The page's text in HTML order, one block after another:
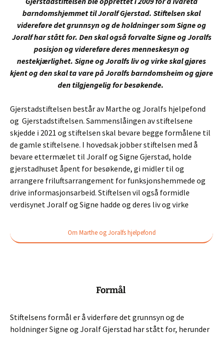
barndomshjemmet til Joralf Gjerstad. Stiftelsen skal
videreføre det grunnsyn og de holdninger som Signe og
Joralf har stått for. Den skal også forvalte Signe og Joralfs
posisjon og videreføre deres menneskesyn og
nestekjærlighet. Signe og Joralfs liv og virke skal gjøres
kjent og den skal ta vare på Joralfs barndomsheim og gjøre
den tilgjengelig for besøkende.
Gjerstadstiftelsen består av Marthe og Joralfs hjelpefond
og Gjerstadstiftelsen. Sammenslåingen av stiftelsene
skjedde i 2021 og stiftelsen skal bevare begge formålene til
de gamle stiftelsene. I hovedsak jobber stiftelsen med å
bevare ettermælet til Joralf og Signe Gjerstad, holde
gjerstadhuset åpent for besøkende, gi midler til og
arrangere friluftsarrangement for funksjonshemmede og
drive informasjonsarbeid. Stiftelsen vil også formidle
verdisynet Joralf og Signe hadde og deres liv og virke
Om Marthe og Joralfs hjelpefond
Formål
Stiftelsens formål er å viderføre det grunnsyn og de
holdninger Signe og Joralf Gjerstad har stått for, herunder